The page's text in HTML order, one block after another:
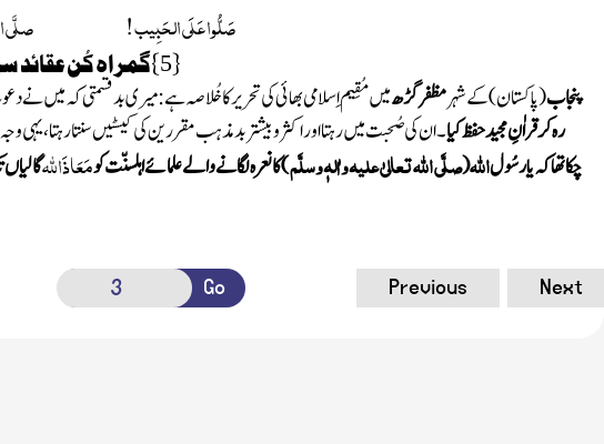
صَلُّوا عَلَی الحَبِیب ! صلَّی اللّٰہُ
{
5}گمراہ کُن عقائد
پنجاب(پاکستان)کے شہرمظفرگڑھمیں مُقِیم اِسلامی بھائی کی تحریرکاخُلاصہ ہے : میریبدقسمتی کہ میں نے
رہ کرقراٰنِ مجیدحفظ کیا۔ ان کی صُحبت میں رہتا اوراکثروبیشتربدمذہب مقررین کی کیسٹیں سنتارہتا،
چکاتھاکہ یارسُولاللّٰہ(صلَّی اللّٰہ تعالیٰ علیہ واٰلہٖ وسلَّم)کا نعرہ لگانے والے علمائے اہلسنّت کومَعَاذَاللّٰہ
Go Previous Next